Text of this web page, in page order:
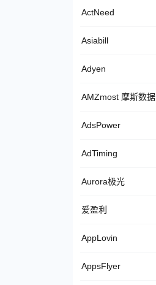
ActNeed
Asiabill
Adyen
AMZmost 摩斯数据
AdsPower
AdTiming
Aurora极光
爱盈利
AppLovin
AppsFlyer